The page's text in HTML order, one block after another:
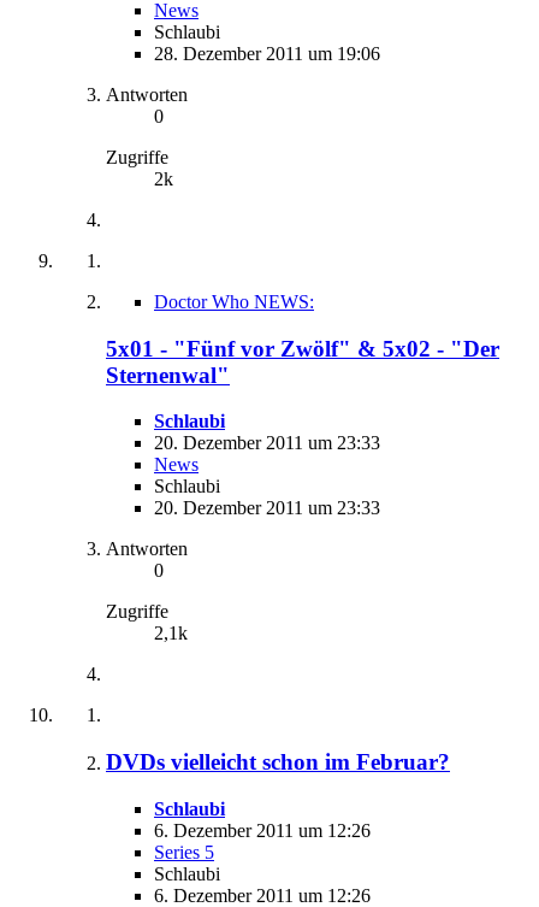
News
Schlaubi
28. Dezember 2011 um 19:06
Antworten
0
Zugriffe
2k
Doctor Who NEWS:
5x01 - "Fünf vor Zwölf" & 5x02 - "Der
Sternenwal"
Schlaubi
20. Dezember 2011 um 23:33
News
Schlaubi
20. Dezember 2011 um 23:33
Antworten
0
Zugriffe
2,1k
DVDs vielleicht schon im Februar?
Schlaubi
6. Dezember 2011 um 12:26
Series 5
Schlaubi
6. Dezember 2011 um 12:26